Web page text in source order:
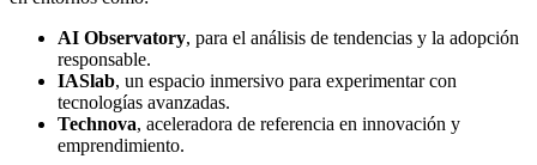
AI Observatory, para el análisis de tendencias y la adopción
responsable.
IASlab, un espacio inmersivo para experimentar con
tecnologías avanzadas.
Technova, aceleradora de referencia en innovación y
emprendimiento.